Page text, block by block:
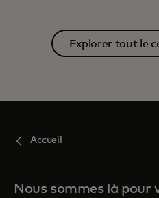
Explorer tout le
Accueil
Nous sommes là pour